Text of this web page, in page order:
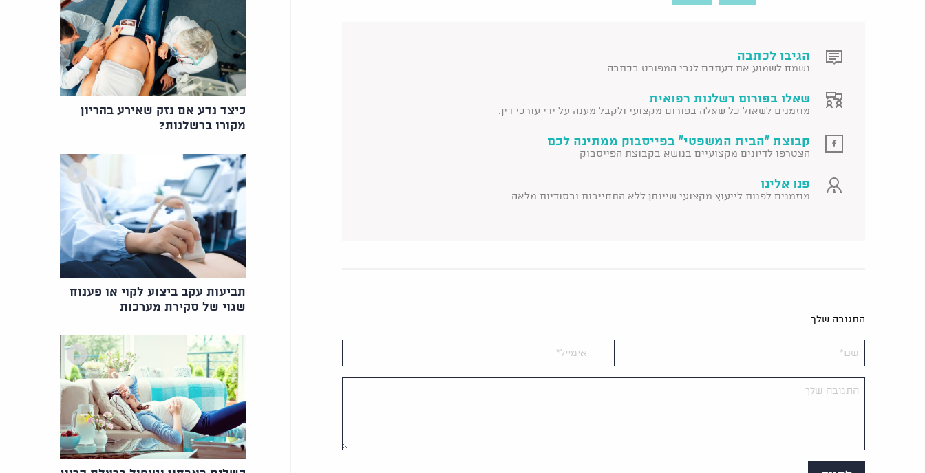
הגיבו לכתבה
נשמח לשמוע את דעתכם לגבי המפורט בכתבה.
שאלו בפורום רשלנות רפואית
מוזמנים לשאול כל שאלה בפורום מקצועי ולקבל מענה על ידי עורכי דין.
קבוצת "הבית המשפטי" בפייסבוק ממתינה לכם
הצטרפו לדיונים מקצועיים בנושא בקבוצת הפייסבוק
פנו אלינו
מוזמנים לפנות לייעוץ מקצועי שיינתן ללא התחייבות ובסודיות מלאה.
התגובה שלך
כיצד נדע אם נזק שאירע בהריון
מקורו ברשלנות?
תביעות עקב ביצוע לקוי או פענוח
שגוי של סקירת מערכות